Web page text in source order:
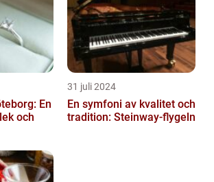
En
och
31 juli 2024
En symfoni av kvalitet och
tradition: Steinway-flygeln